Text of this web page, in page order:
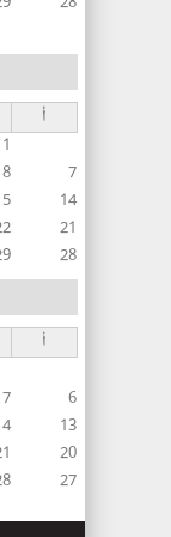
أ
1
7
8
14
21
28
أ
6
7
13
20
27